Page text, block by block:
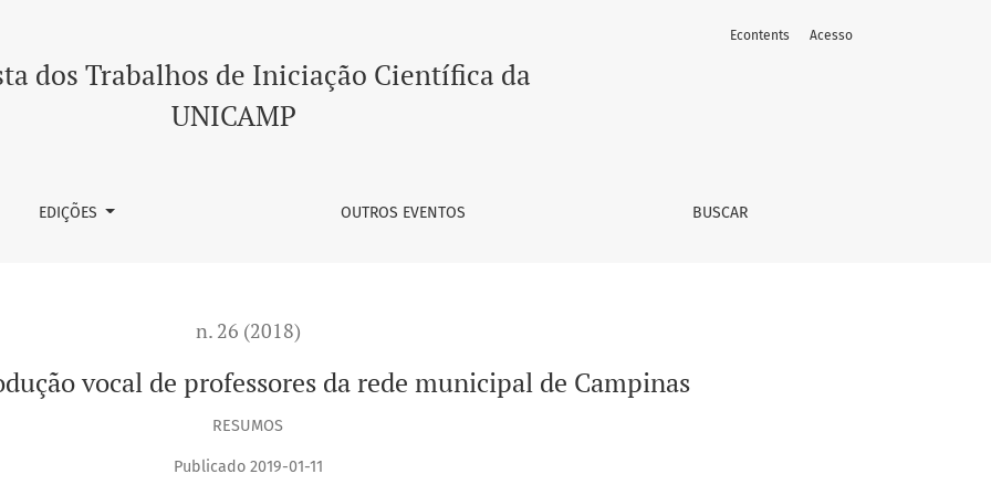
rede municipal de Campinas
dos Trabalhos de Iniciação Científica da
UNICAMP
EDIÇÕES OUTROS EVENTOS BUSCAR
Econtents Acesso
n. 26 (2018)
vocal de professores da rede municipal de Campinas
RESUMOS
Publicado 2019-01-11